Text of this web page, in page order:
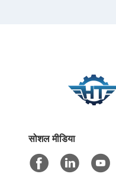
सोशल मीडिया